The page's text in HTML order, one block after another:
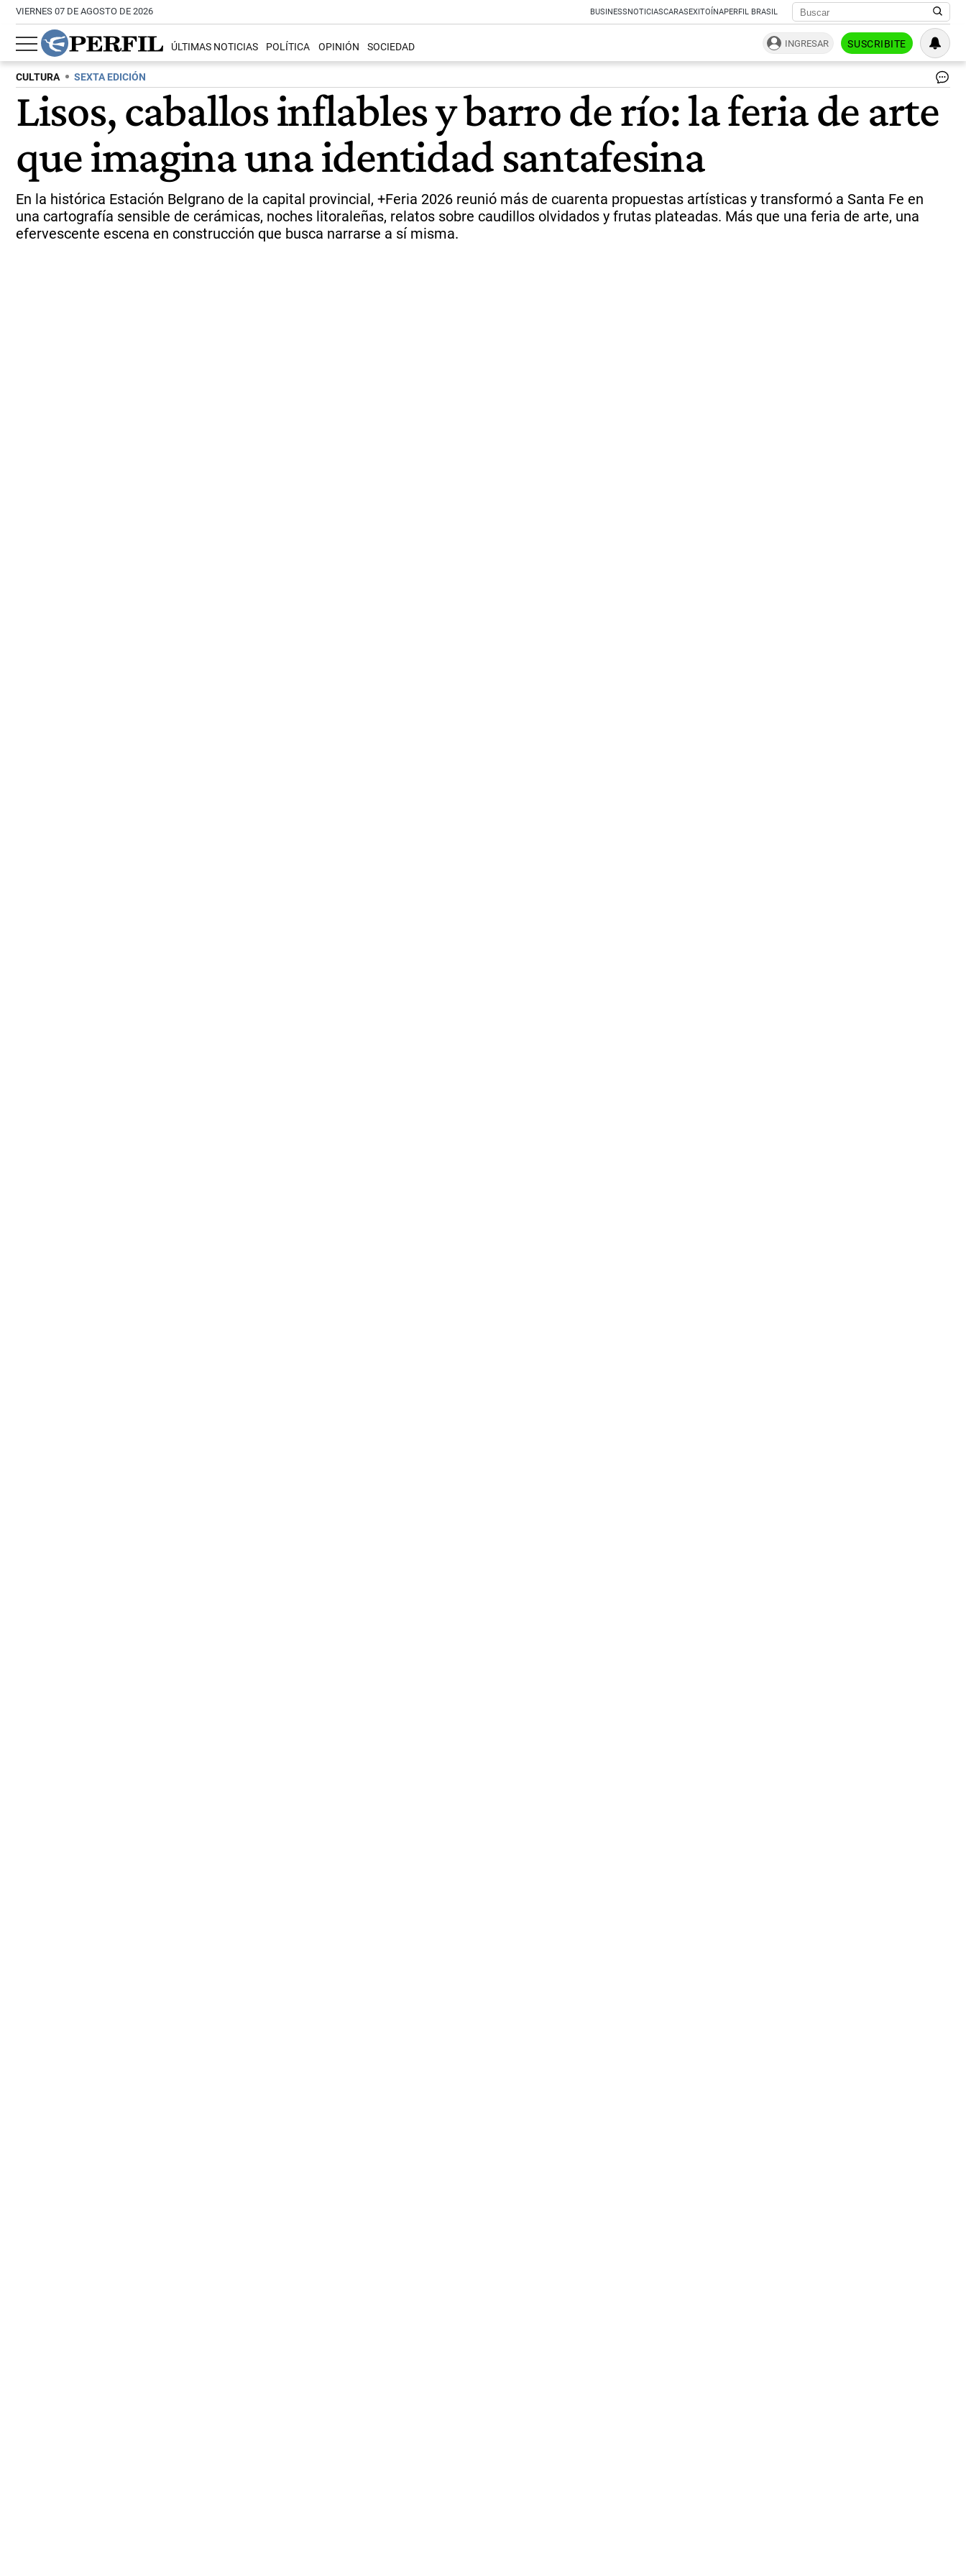
VIERNES 07 DE AGOSTO DE 2026 BUSINESSNOTICIASCARASEXITOÍNAPERFIL BRASIL
ÚLTIMAS NOTICIAS POLÍTICA OPINIÓN SOCIEDAD INGRESAR SUSCRIBITE
CULTURA SEXTA EDICIÓN
Lisos, caballos inflables y barro de río: la feria de arte
que imagina una identidad santafesina
En la histórica Estación Belgrano de la capital provincial, +Feria 2026 reunió más de cuarenta propuestas artísticas y transformó a Santa Fe en
una cartografía sensible de cerámicas, noches litoraleñas, relatos sobre caudillos olvidados y frutas plateadas. Más que una feria de arte, una
efervescente escena en construcción que busca narrarse a sí misma.